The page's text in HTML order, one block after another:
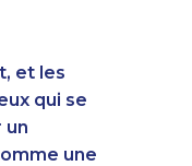
et les
qui se
un
une